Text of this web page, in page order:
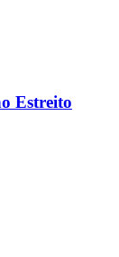
Estreito